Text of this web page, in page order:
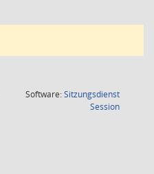
Software:Sitzungsdienst
Session(Wird in